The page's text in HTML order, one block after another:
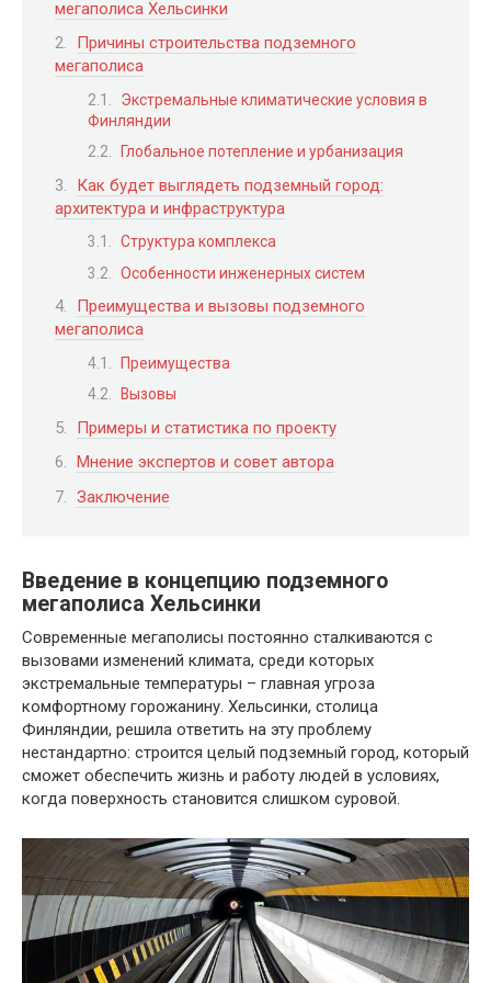
мегаполиса Хельсинки
Причины строительства подземного
мегаполиса
Экстремальные климатические условия в
Финляндии
Глобальное потепление и урбанизация
Как будет выглядеть подземный город:
архитектура и инфраструктура
Структура комплекса
Особенности инженерных систем
Преимущества и вызовы подземного
мегаполиса
Преимущества
Вызовы
Примеры и статистика по проекту
Мнение экспертов и совет автора
Заключение
Введение в концепцию подземного
мегаполиса Хельсинки
Современные мегаполисы постоянно сталкиваются с
вызовами изменений климата, среди которых
экстремальные температуры – главная угроза
комфортному горожанину. Хельсинки, столица
Финляндии, решила ответить на эту проблему
нестандартно: строится целый подземный город, который
сможет обеспечить жизнь и работу людей в условиях,
когда поверхность становится слишком суровой.